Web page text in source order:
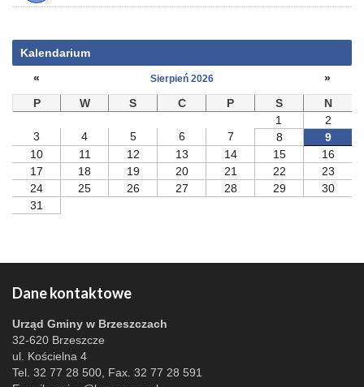
Kalendarium
«
Sierpień 2026
»
P
W S C P S
N
1
2
3
4 5 6 7 8
9
10
11 12 13 14 15
16
17
18 19 20 21 22
23
24
25 26 27 28 29
30
31
Dane kontaktowe
Urząd Gminy w Brzeszczach
32-620 Brzeszcze
ul. Kościelna 4
Tel. 32 77 28 500, Fax. 32 77 28 591